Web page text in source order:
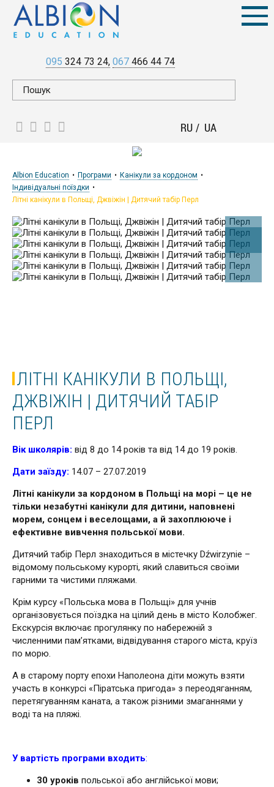
095 324 73 24 067 466 44 74
RU UA
Albion Education Програми
Канікули за кордоном
Індивідуальні поїздки
Літні канікули в Польщі, Джвіжін | Дитячий табір Перл
ЛІТНІ КАНІКУЛИ В ПОЛЬЩІ,
ДЖВІЖІН | ДИТЯЧИЙ ТАБІР
ПЕРЛ
Вік школярів: від 8 до 14 років та від 14 до 19 років.
Дати заїзду: 14.07 – 27.07.2019
Літні канікули за кордоном в Польщі на морі – це не
тільки незабутні канікули для дитини, наповнені
морем, сонцем і веселощами, а й захоплююче і
ефективне вивчення польської мови.
Дитячий табір Перл знаходиться в містечку Dźwirzynie –
відомому польському курорті, який славиться своїми
гарними та чистими пляжами.
Крім курсу «Польська мова в Польщі» для учнів
організовується поїздка на цілий день в місто Колобжег.
Екскурсія включає прогулянку по набережній з
численними пам’ятками, відвідування старого міста, круїз
по морю.
А в старому порту епохи Наполеона діти можуть взяти
участь в конкурсі «Піратська пригода» з переодяганням,
перетягуванням каната, а також різними змаганнями у
воді та на пляжі.
У вартість програми входить:
30 уроків польської або англійської мови;